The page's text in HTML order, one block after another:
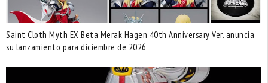
Saint Cloth Myth EX Beta Merak Hagen 40th Anniversary Ver. anuncia
su lanzamiento para diciembre de 2026